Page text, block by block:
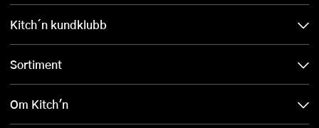
Kitch´n kundklubb
Sortiment
Om Kitch'n